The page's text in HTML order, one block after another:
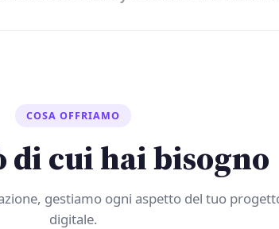
COSA OFFRIAMO
di cui hai bisogno
gestiamo ogni aspetto del tuo
digitale.